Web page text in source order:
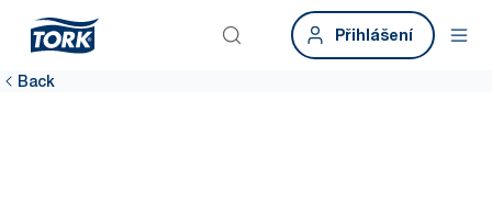
Přihlášení
Back